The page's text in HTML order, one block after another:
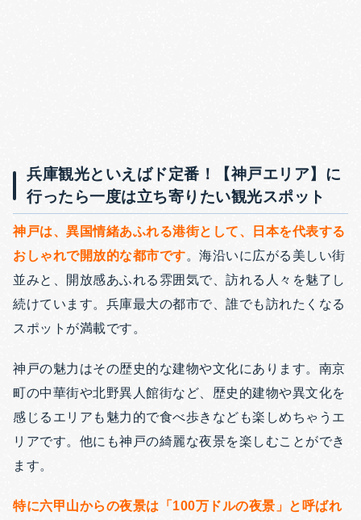
兵庫観光といえばド定番！【神戸エリア】に
行ったら一度は立ち寄りたい観光スポット
神戸は、異国情緒あふれる港街として、日本を代表する
おしゃれで開放的な都市です。海沿いに広がる美しい街
並みと、開放感あふれる雰囲気で、訪れる人々を魅了し
続けています。兵庫最大の都市で、誰でも訪れたくなる
スポットが満載です。
神戸の魅力はその歴史的な建物や文化にあります。南京
町の中華街や北野異人館街など、歴史的建物や異文化を
感じるエリアも魅力的で食べ歩きなども楽しめちゃうエ
リアです。他にも神戸の綺麗な夜景を楽しむことができ
ます。
特に六甲山からの夜景は「100万ドルの夜景」と呼ばれ